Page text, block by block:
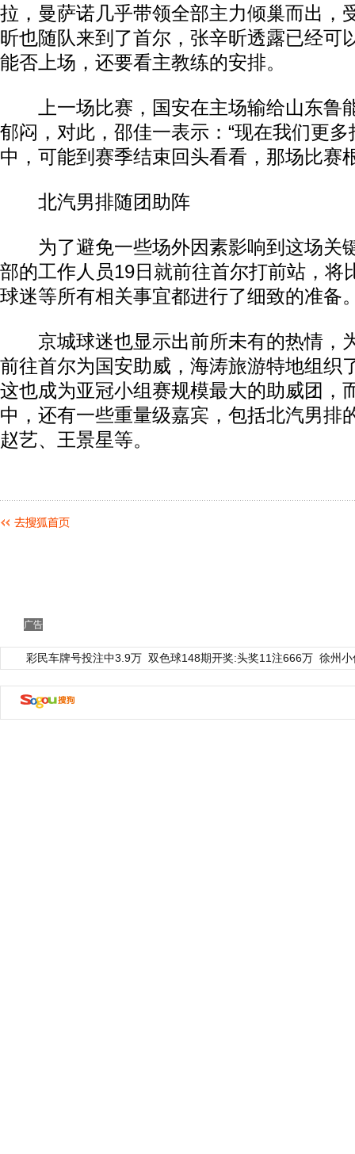
拉，曼萨诺几乎带领全部主力倾巢而出，
昕也随队来到了首尔，张辛昕透露已经可
能否上场，还要看主教练的安排。
上一场比赛，国安在主场输给山东鲁
郁闷，对此，邵佳一表示：“现在我们更
中，可能到赛季结束回头看看，那场比赛
北汽男排随团助阵
为了避免一些场外因素影响到这场关
部的工作人员19日就前往首尔打前站，将
球迷等所有相关事宜都进行了细致的准备
京城球迷也显示出前所未有的热情，
前往首尔为国安助威，海涛旅游特地组织
这也成为亚冠小组赛规模最大的助威团，
中，还有一些重量级嘉宾，包括北汽男排
赵艺、王景星等。
广告
彩民车牌号投注中3.9万 双色球148期开奖:头奖11注666万 徐州